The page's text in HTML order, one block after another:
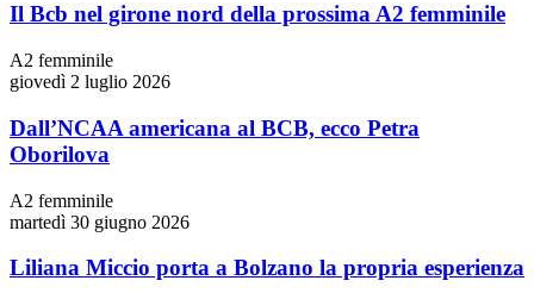
Il Bcb nel girone nord della prossima A2 femminile
A2 femminile
giovedì 2 luglio 2026
Dall’NCAA americana al BCB, ecco Petra
Oborilova
A2 femminile
martedì 30 giugno 2026
Liliana Miccio porta a Bolzano la propria esperienza